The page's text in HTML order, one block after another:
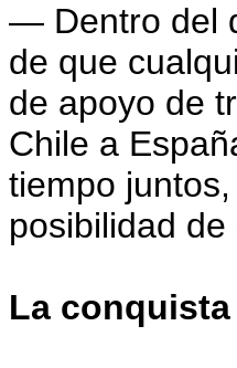
— Dentro del
de que
de apoyo de
Chile a
tiempo
posibilidad
La